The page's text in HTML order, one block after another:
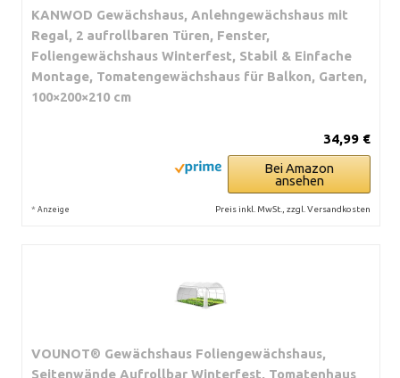
KANWOD Gewächshaus, Anlehngewächshaus mit
Regal, 2 aufrollbaren Türen, Fenster,
Foliengewächshaus Winterfest, Stabil & Einfache
Montage, Tomatengewächshaus für Balkon, Garten,
100×200×210 cm
34,99 €
Bei Amazon
ansehen
* Anzeige Preis inkl. MwSt., zzgl. Versandkosten
VOUNOT® Gewächshaus Foliengewächshaus,
Seitenwände Aufrollbar Winterfest, Tomatenhaus